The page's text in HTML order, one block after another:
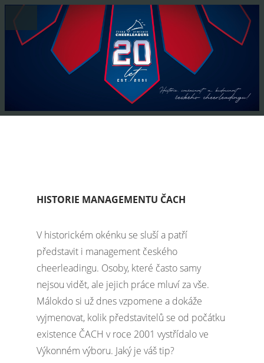
HISTORIE MANAGEMENTU ČACH
V historickém okénku se sluší a patří
představit i management českého
cheerleadingu. Osoby, které často samy
nejsou vidět, ale jejich práce mluví za vše.
Málokdo si už dnes vzpomene a dokáže
vyjmenovat, kolik představitelů se od počátku
existence ČACH v roce 2001 vystřídalo ve
Výkonném výboru. Jaký je váš tip?